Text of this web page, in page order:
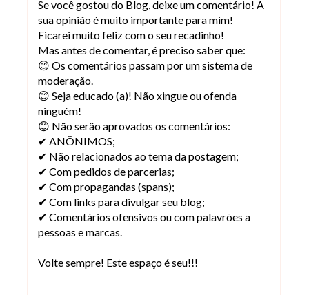
Se você gostou do Blog, deixe um comentário! A
sua opinião é muito importante para mim!
Ficarei muito feliz com o seu recadinho!
Mas antes de comentar, é preciso saber que:
😊 Os comentários passam por um sistema de
moderação.
😊 Seja educado (a)! Não xingue ou ofenda
ninguém!
😊 Não serão aprovados os comentários:
✔ ANÔNIMOS;
✔ Não relacionados ao tema da postagem;
✔ Com pedidos de parcerias;
✔ Com propagandas (spans);
✔ Com links para divulgar seu blog;
✔ Comentários ofensivos ou com palavrões a
pessoas e marcas.
Volte sempre! Este espaço é seu!!!